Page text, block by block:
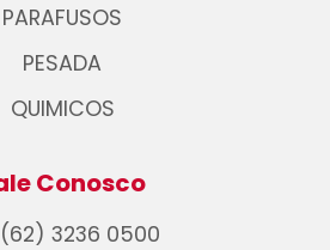
PARAFUSOS
PESADA
QUIMICOS
Conosco
(62) 3236 0500